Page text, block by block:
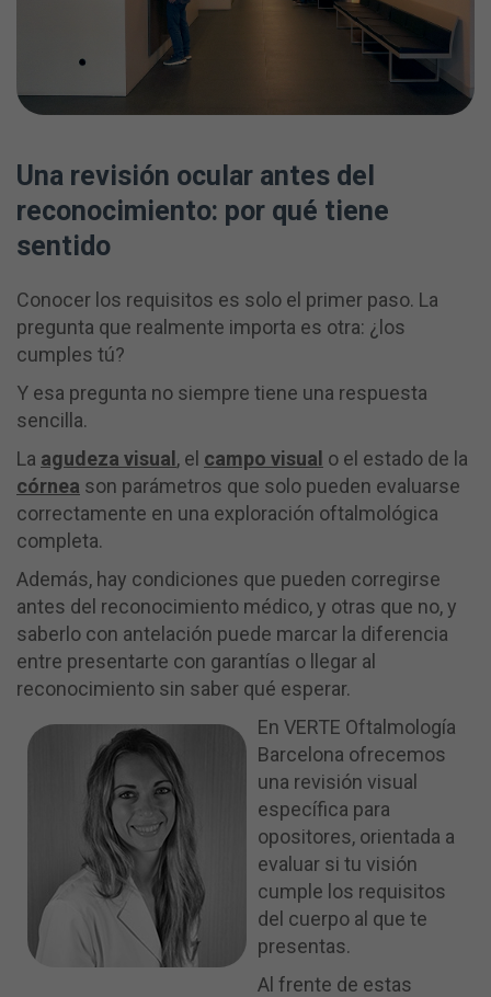
Una revisión ocular antes del
reconocimiento: por qué tiene
sentido
Conocer los requisitos es solo el primer paso. La
pregunta que realmente importa es otra: ¿los
cumples tú?
Y esa pregunta no siempre tiene una respuesta
sencilla.
La agudeza visual, el campo visual o el estado de la
córnea son parámetros que solo pueden evaluarse
correctamente en una exploración oftalmológica
completa.
Además, hay condiciones que pueden corregirse
antes del reconocimiento médico, y otras que no, y
saberlo con antelación puede marcar la diferencia
entre presentarte con garantías o llegar al
reconocimiento sin saber qué esperar.
En VERTE Oftalmología
Barcelona ofrecemos
una revisión visual
específica para
opositores, orientada a
evaluar si tu visión
cumple los requisitos
del cuerpo al que te
presentas.
Al frente de estas